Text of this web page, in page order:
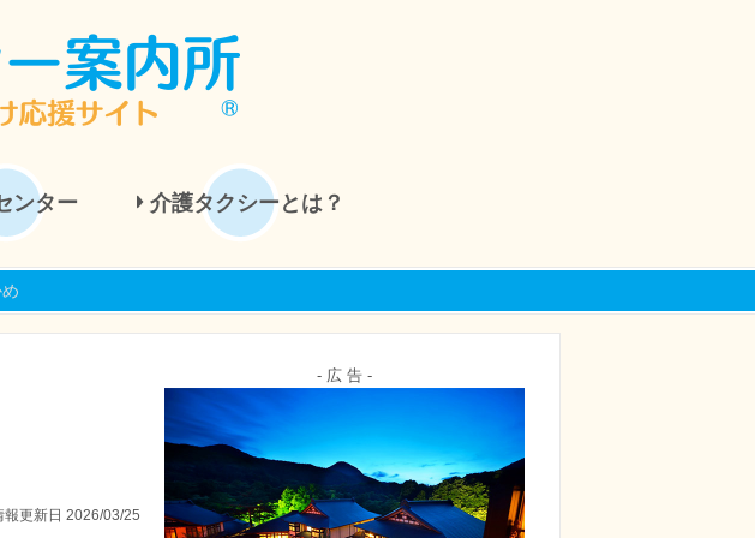
ンター 介護タクシーとは？
報更新日 2026/03/25
- 広 告 -